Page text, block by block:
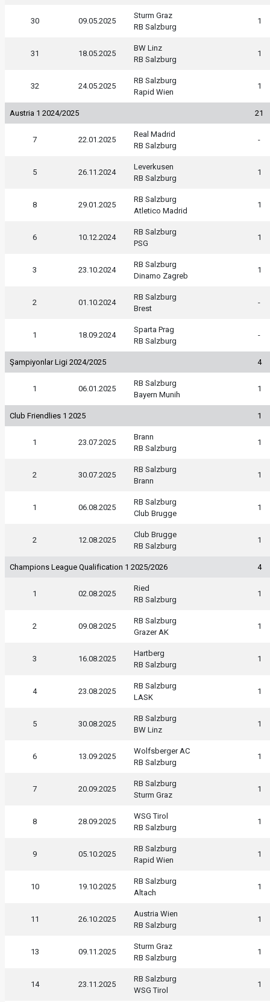
30 09.05.2025
Sturm Graz
RB Salzburg
1
31 18.05.2025
BW Linz
RB Salzburg
1
32 24.05.2025
RB Salzburg
Rapid Wien
1
Austria 1 2024/2025 21
7 22.01.2025
Real Madrid
RB Salzburg
-
5 26.11.2024
Leverkusen
RB Salzburg
1
8 29.01.2025
RB Salzburg
Atletico Madrid
1
6 10.12.2024
RB Salzburg
PSG
1
3 23.10.2024
RB Salzburg
Dinamo Zagreb
1
2 01.10.2024
RB Salzburg
Brest
-
1 18.09.2024
Sparta Prag
RB Salzburg
-
Şampiyonlar Ligi 2024/2025 4
1 06.01.2025
RB Salzburg
Bayern Munih
1
Club Friendlies 1 2025 1
1 23.07.2025
Brann
RB Salzburg
1
2 30.07.2025
RB Salzburg
Brann
1
1 06.08.2025
RB Salzburg
Club Brugge
1
2 12.08.2025
Club Brugge
RB Salzburg
1
Champions League Qualification 1 2025/2026 4
1 02.08.2025
Ried
RB Salzburg
1
2 09.08.2025
RB Salzburg
Grazer AK
1
3 16.08.2025
Hartberg
RB Salzburg
1
4 23.08.2025
RB Salzburg
LASK
1
5 30.08.2025
RB Salzburg
BW Linz
1
6 13.09.2025
Wolfsberger AC
RB Salzburg
1
7 20.09.2025
RB Salzburg
Sturm Graz
1
8 28.09.2025
WSG Tirol
RB Salzburg
1
9 05.10.2025
RB Salzburg
Rapid Wien
1
10 19.10.2025
RB Salzburg
Altach
1
11 26.10.2025
Austria Wien
RB Salzburg
1
13 09.11.2025
Sturm Graz
RB Salzburg
1
14 23.11.2025
RB Salzburg
WSG Tirol
1